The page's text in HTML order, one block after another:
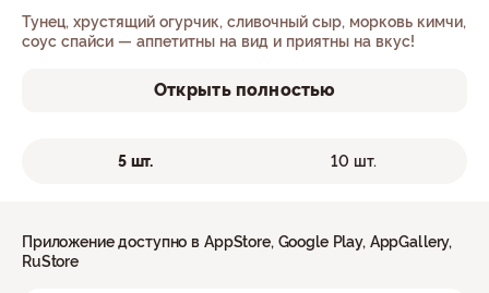
Тунец, хрустящий огурчик, сливочный сыр, морковь кимчи,
соус спайси — аппетитны на вид и приятны на вкус!
Открыть полностью
5 шт. 10 шт.
Приложение доступно в AppStore, Google Play, AppGallery,
RuStore